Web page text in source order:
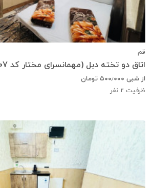
قم
اتاق دو تخته دبل (مهمانسرای مختار کد 107)
از شبی ۵۰۰٫۰۰۰ تومان
ظرفیت 2 نفر